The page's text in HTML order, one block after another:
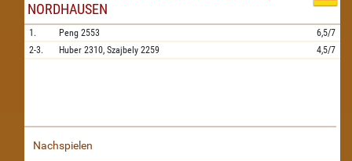
NORDHAUSEN
1. Peng 2553
6,5/7
2-3.
Huber 2310, Szajbely 2259 4,5/7
Nachspielen